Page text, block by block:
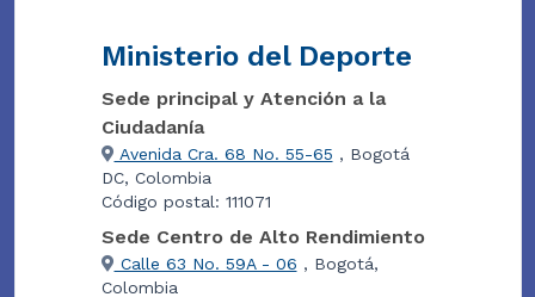
Ministerio del Deporte
Sede principal y Atención a la
Ciudadanía
Avenida Cra. 68 No. 55-65 , Bogotá
DC, Colombia
Código postal: 111071
Sede Centro de Alto Rendimiento
Calle 63 No. 59A - 06 , Bogotá,
Colombia